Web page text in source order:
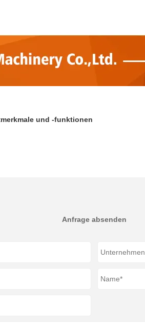
und -funktionen
Anfrage absenden